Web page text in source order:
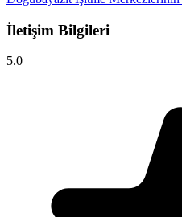
İletişim Bilgileri
5.0